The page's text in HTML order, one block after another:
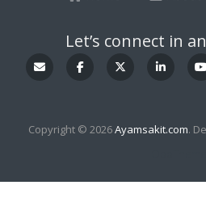
Let’s connect in
Copyright © 2026Ayamsakit.com.